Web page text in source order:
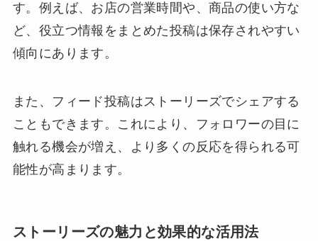
す。例えば、お店の営業時間や、商品の使い方な
ど、役立つ情報をまとめた投稿は保存されやすい
傾向にあります。
また、フィード投稿はストーリーズでシェアする
こともできます。これにより、フォロワーの目に
触れる機会が増え、より多くの反応を得られる可
能性が高まります。
ストーリーズの魅力と効果的な活用法